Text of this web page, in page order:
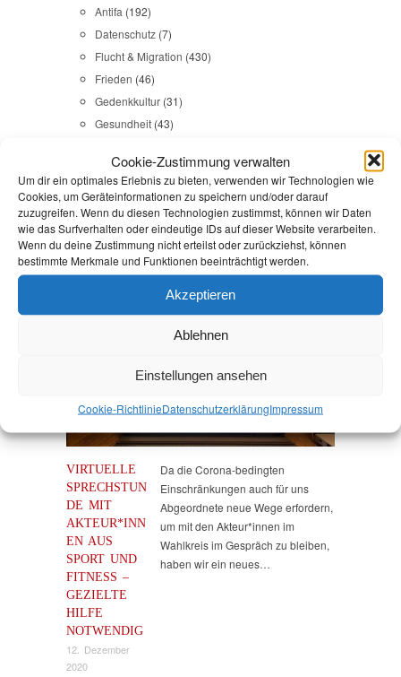
Cookie-Zustimmung verwalten
Um dir ein optimales Erlebnis zu bieten, verwenden wir Technologien wie
Cookies, um Geräteinformationen zu speichern und/oder darauf
zuzugreifen. Wenn du diesen Technologien zustimmst, können wir Daten
wie das Surfverhalten oder eindeutige IDs auf dieser Website verarbeiten.
Wenn du deine Zustimmung nicht erteilst oder zurückziehst, können
bestimmte Merkmale und Funktionen beeinträchtigt werden.
Akzeptieren
Ablehnen
Einstellungen ansehen
Cookie-RichtlinieDatenschutz­erklärungImpressum
Antifa (192)
Datenschutz (7)
Flucht & Migration (430)
Frieden (46)
Gedenkkultur (31)
Gesundheit (43)
Internationales(65)
Kommunales
LINKES(108)
NSU(29)
Religion & Dialog(35)
Sicherheit(98)
Startseite/Training
VIRTUELLE
SPRECHSTUN
DE MIT
AKTEUR*INN
EN AUS
SPORT UND
FITNESS –
GEZIELTE
HILFE
NOTWENDIG
12. Dezember
2020
Brandenburg (Havel),Havelland,
Da die Corona-bedingten
Einschränkungen auch für uns
Abgeordnete neue Wege erfordern,
um mit den Akteur*innen im
Wahlkreis im Gespräch zu bleiben,
haben wir ein neues…